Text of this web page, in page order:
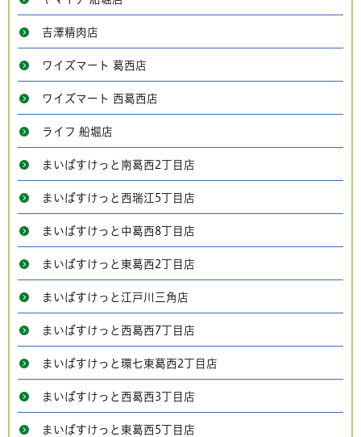
吉澤精肉店
ワイズマート 葛西店
ワイズマート 西葛西店
ライフ 船堀店
まいばすけっと南葛西2丁目店
まいばすけっと西瑞江5丁目店
まいばすけっと中葛西8丁目店
まいばすけっと東葛西2丁目店
まいばすけっと江戸川三角店
まいばすけっと西葛西7丁目店
まいばすけっと環七東葛西2丁目店
まいばすけっと西葛西3丁目店
まいばすけっと東葛西5丁目店